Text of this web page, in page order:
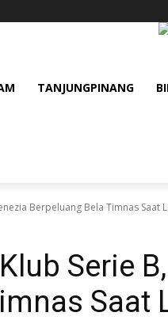
TANJUNGPINANG
Berpeluang Bela Timnas Saat
Serie
Saat